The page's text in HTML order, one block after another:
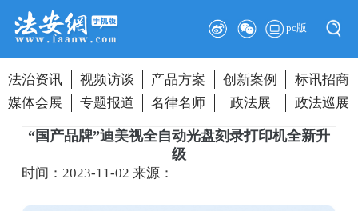
pc版
法治资讯 视频访谈 产品方案 创新案例
标讯招商
媒体会展
专题报道 名律名师 政法展 政法巡展
“国产品牌”迪美视全自动光盘刻录打印机全新升
级
时间：2023-11-02来源：